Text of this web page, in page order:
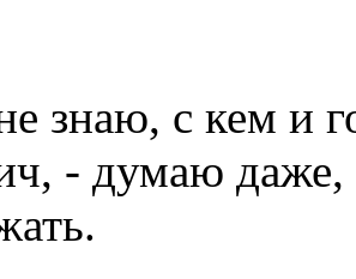
знаю, с кем и
- думаю